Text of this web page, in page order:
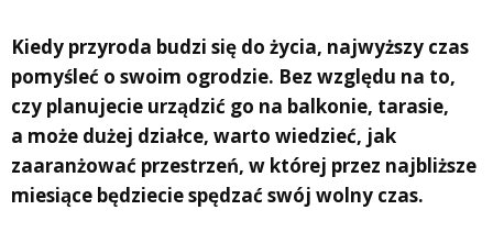
Kiedy przyroda budzi się do życia, najwyższy czas
pomyśleć o swoim ogrodzie. Bez względu na to,
czy planujecie urządzić go na balkonie, tarasie,
a może dużej działce, warto wiedzieć, jak
zaaranżować przestrzeń, w której przez najbliższe
miesiące będziecie spędzać swój wolny czas.